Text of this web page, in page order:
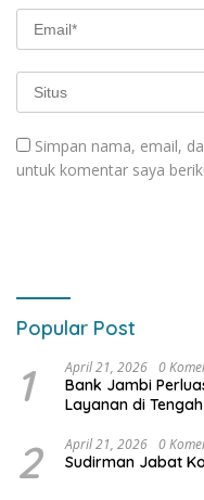
Simpan nama, email,
untuk komentar saya
Popular Post
1 April 21, 2026 0
Bank Jambi
Layanan di
2 April 21, 2026 0
Sudirman Jabat